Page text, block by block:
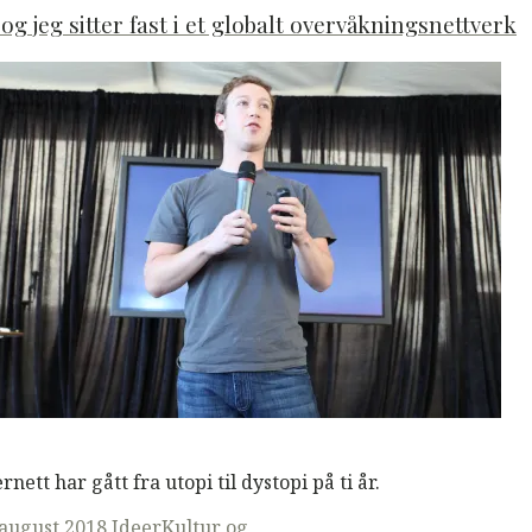
jeg sitter fast i et globalt overvåkningsnettverk
har gått fra utopi til dystopi på ti år.